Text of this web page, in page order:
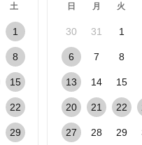
土
1
8
15
22
29
日 月 火
30 31 1
6 7 8
13 14 15
20 21 22
27 28 29